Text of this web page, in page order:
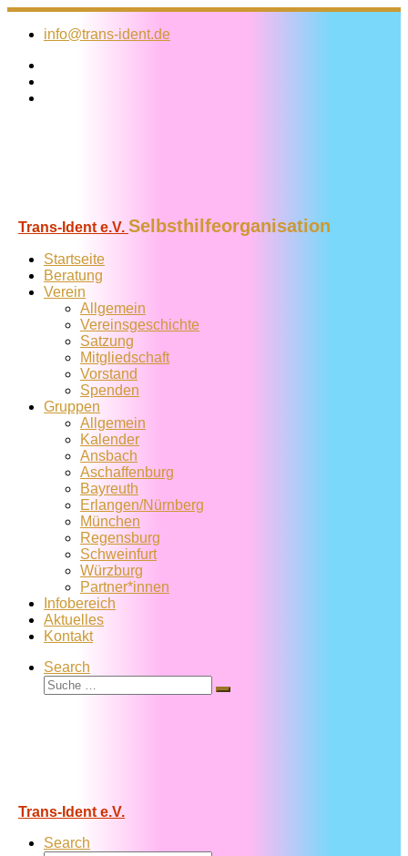
Zum
Inhalt
info@trans-ident.de
Trans-Ident e.V. Selbsthilfeorganisation
Startseite
Beratung
Verein
Allgemein
Vereins­geschichte
Satzung
Mitglied­schaft
Vorstand
Spenden
Gruppen
Allgemein
Kalender
Ansbach
Aschaffenburg
Bayreuth
Erlangen/Nürnberg
München
Regensburg
Schweinfurt
Würzburg
Partner*innen
Infobereich
Aktuelles
Kontakt
Search
Suche
Suche
Trans-Ident e.V.
Search